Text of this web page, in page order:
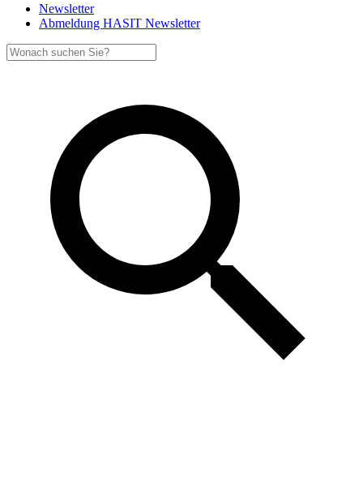
Newsletter
Abmeldung HASIT Newsletter